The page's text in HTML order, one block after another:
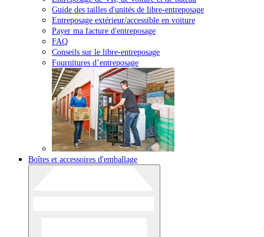
Guide des tailles d'unités de libre-entreposage
Entreposage extérieur/accessible en voiture
Payer ma facture d'entreposage
FAQ
Conseils sur le libre-entreposage
Fournitures d’entreposage
Boîtes et accessoires d'emballage